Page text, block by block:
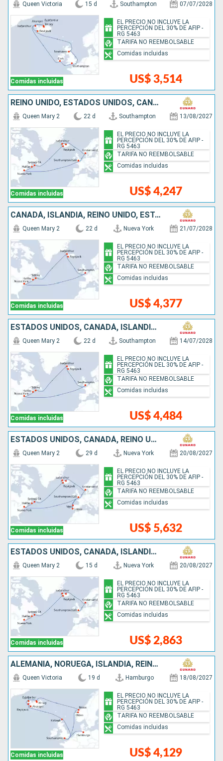
Comidas incluidas
Queen Victoria 15 d Southampton 07/07/2028
US$ 3,514
EL PRECIO NO INCLUYE LA
PERCEPCIÓN DEL 30% DE AFIP -
RG 5463
TARIFA NO REEMBOLSABLE
Comidas incluidas
REINO UNIDO, ESTADOS UNIDOS, CANADÁ, ISLANDIA, NORUEGA
Comidas incluidas
Queen Mary 2 22 d Southampton 13/08/2027
US$ 4,247
EL PRECIO NO INCLUYE LA
PERCEPCIÓN DEL 30% DE AFIP -
RG 5463
TARIFA NO REEMBOLSABLE
Comidas incluidas
CANADÁ, ISLANDIA, REINO UNIDO, ESTADOS UNIDOS
Comidas incluidas
Queen Mary 2 22 d Nueva York 21/07/2028
US$ 4,377
EL PRECIO NO INCLUYE LA
PERCEPCIÓN DEL 30% DE AFIP -
RG 5463
TARIFA NO REEMBOLSABLE
Comidas incluidas
ESTADOS UNIDOS, CANADÁ, ISLANDIA, REINO UNIDO
Comidas incluidas
Queen Mary 2 22 d Southampton 14/07/2028
US$ 4,484
EL PRECIO NO INCLUYE LA
PERCEPCIÓN DEL 30% DE AFIP -
RG 5463
TARIFA NO REEMBOLSABLE
Comidas incluidas
ESTADOS UNIDOS, CANADÁ, REINO UNIDO, ISLANDIA, NORUEGA, PORTUGAL, ESPAÑA
Comidas incluidas
Queen Mary 2 29 d Nueva York 20/08/2027
US$ 5,632
EL PRECIO NO INCLUYE LA
PERCEPCIÓN DEL 30% DE AFIP -
RG 5463
TARIFA NO REEMBOLSABLE
Comidas incluidas
ESTADOS UNIDOS, CANADÁ, ISLANDIA, NORUEGA, REINO UNIDO
Comidas incluidas
Queen Mary 2 15 d Nueva York 20/08/2027
US$ 2,863
EL PRECIO NO INCLUYE LA
PERCEPCIÓN DEL 30% DE AFIP -
RG 5463
TARIFA NO REEMBOLSABLE
Comidas incluidas
ALEMANIA, NORUEGA, ISLANDIA, REINO UNIDO
Comidas incluidas
Queen Victoria 19 d Hamburgo 18/08/2027
US$ 4,129
EL PRECIO NO INCLUYE LA
PERCEPCIÓN DEL 30% DE AFIP -
RG 5463
TARIFA NO REEMBOLSABLE
Comidas incluidas